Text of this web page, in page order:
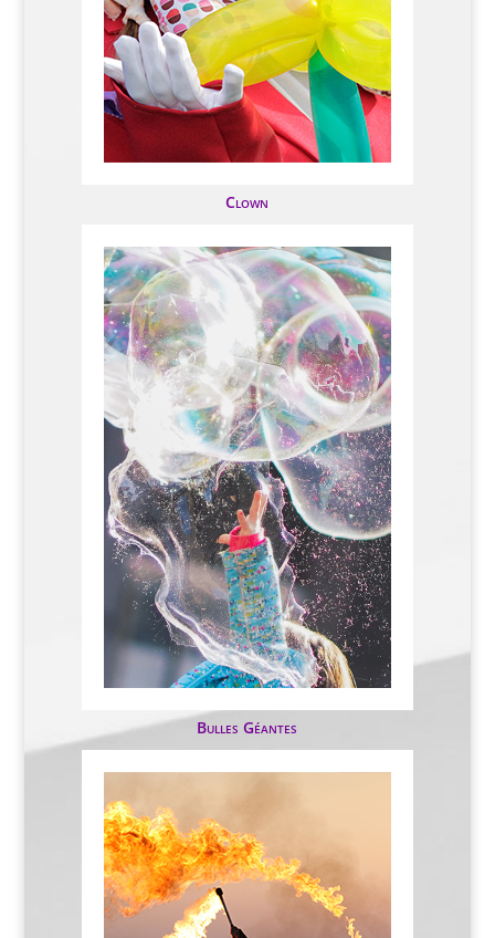
Clown
Bulles Géantes